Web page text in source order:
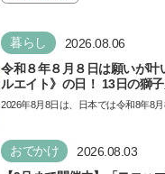
暮らし 2026.08.06
令和８年８月８日は願いが叶
ルエイト》の日！ 13日の獅
日食の影響にも注目
2026年8月8日は、日本では令和8年8月
て…
おでかけ 2026.08.03